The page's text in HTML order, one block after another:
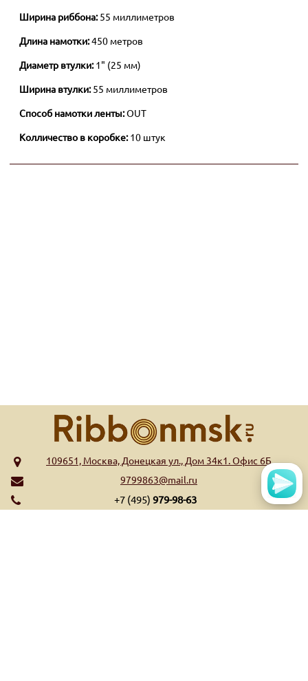
Ширина риббона:55 миллиметров
Длина намотки:450 метров
Диаметр втулки:1" (25 мм)
Ширина втулки:55 миллиметров
Способ намотки ленты:OUT
Колличество в коробке:10 штук
109651, Москва, Донецкая ул., Дом 34к1. Офис 6Б
9799863@mail.ru
+7 (495) 979-98-63